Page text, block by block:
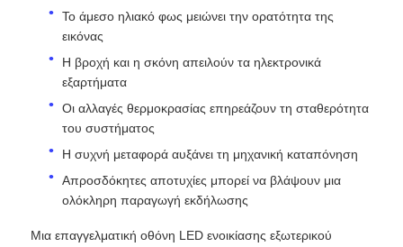
Εικόνα LED SMD
Εξωτερικό πίνακα οθόνης LED
Υπαίθριος πίνακας led
Το άμεσο ηλιακό φως μειώνει την ορατότητα της
εικόνας
Η βροχή και η σκόνη απειλούν τα ηλεκτρονικά
εξαρτήματα
Οι αλλαγές θερμοκρασίας επηρεάζουν τη σταθερότητα
του συστήματος
Η συχνή μεταφορά αυξάνει τη μηχανική καταπόνηση
Απροσδόκητες αποτυχίες μπορεί να βλάψουν μια
ολόκληρη παραγωγή εκδήλωσης
Μια επαγγελματική οθόνη LED ενοικίασης εξωτερικού